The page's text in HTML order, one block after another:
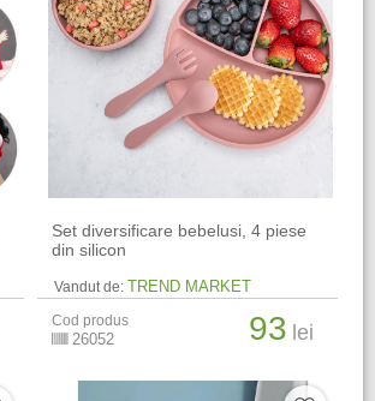
Set diversificare bebelusi, 4 piese
din silicon
Vandut de: TREND MARKET
Cod produs
26052 93 lei